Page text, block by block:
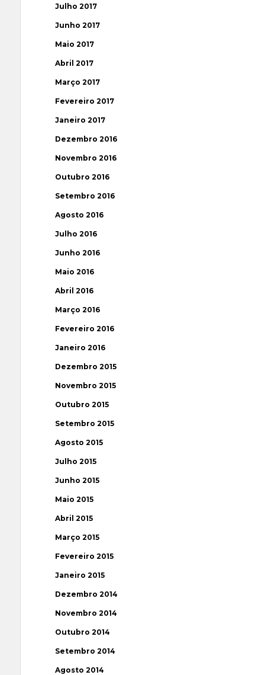
Julho 2017
Junho 2017
Maio 2017
Abril 2017
Março 2017
Fevereiro 2017
Janeiro 2017
Dezembro 2016
Novembro 2016
Outubro 2016
Setembro 2016
Agosto 2016
Julho 2016
Junho 2016
Maio 2016
Abril 2016
Março 2016
Fevereiro 2016
Janeiro 2016
Dezembro 2015
Novembro 2015
Outubro 2015
Setembro 2015
Agosto 2015
Julho 2015
Junho 2015
Maio 2015
Abril 2015
Março 2015
Fevereiro 2015
Janeiro 2015
Dezembro 2014
Novembro 2014
Outubro 2014
Setembro 2014
Agosto 2014